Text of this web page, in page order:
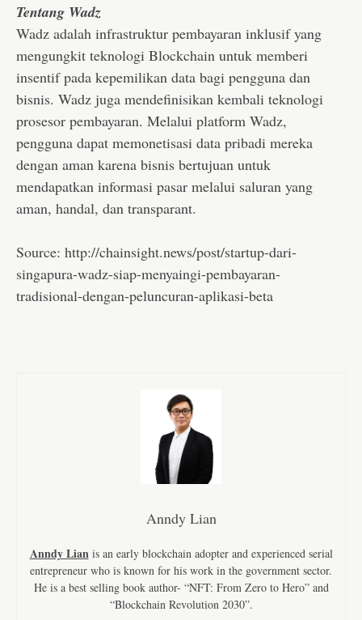
Tentang Wadz
Wadz adalah infrastruktur pembayaran inklusif yang
mengungkit teknologi Blockchain untuk memberi
insentif pada kepemilikan data bagi pengguna dan
bisnis. Wadz juga mendefinisikan kembali teknologi
prosesor pembayaran. Melalui platform Wadz,
pengguna dapat memonetisasi data pribadi mereka
dengan aman karena bisnis bertujuan untuk
mendapatkan informasi pasar melalui saluran yang
aman, handal, dan transparant.
Source: http://chainsight.news/post/startup-dari-
singapura-wadz-siap-menyaingi-pembayaran-
tradisional-dengan-peluncuran-aplikasi-beta
Anndy Lian
Anndy Lianis an early blockchain adopter and experienced serial
entrepreneur who is known for his work in the government sector.
He is a best selling book author- “NFT: From Zero to Hero” and
“Blockchain Revolution 2030”.